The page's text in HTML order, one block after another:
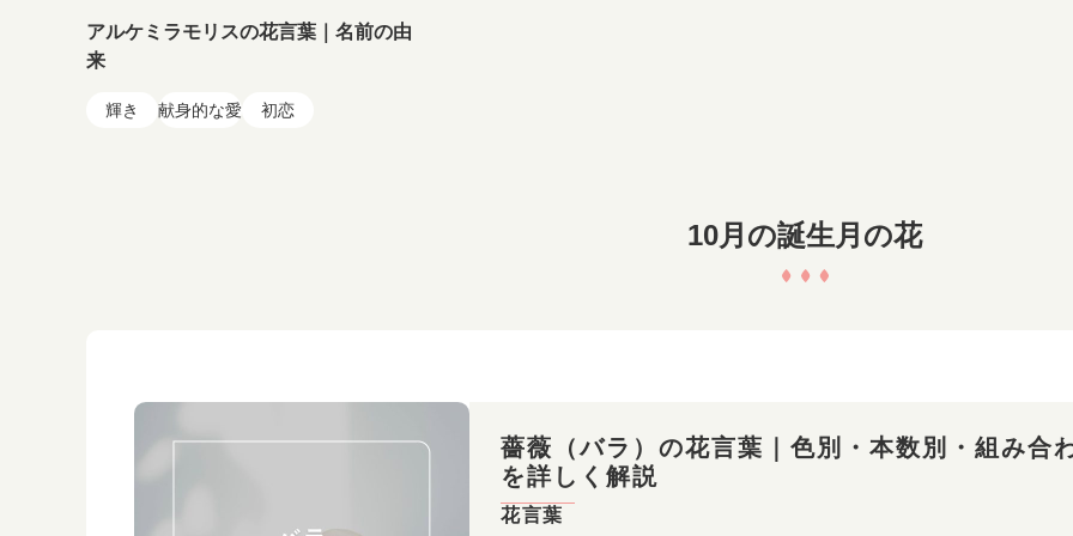
アルケミラモリスの花言葉｜名前の由
来
輝き 献身的な愛 初恋
10月の誕生月の花
薔薇（バラ）の花言葉｜色別・本数別・組み合
を詳しく解説
花言葉